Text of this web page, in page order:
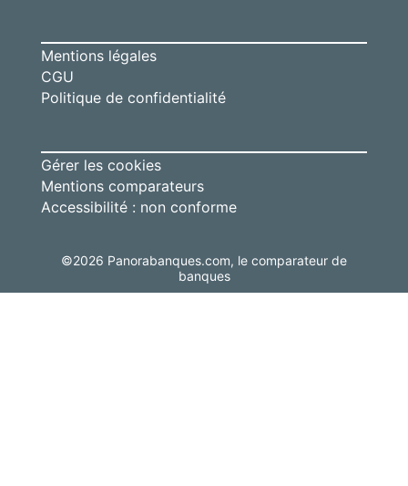
Mentions légales
CGU
Politique de confidentialité
Gérer les cookies
Mentions comparateurs
Accessibilité : non conforme
©2026 Panorabanques.com, le comparateur de
banques